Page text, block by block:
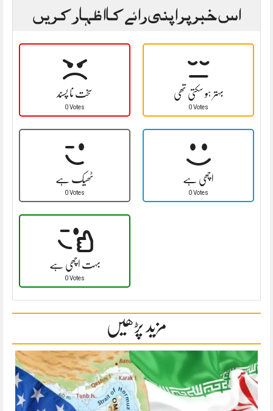
اس خبر پر اپنی رائے کا اظہار کریں
سخت نا پسند
0 Votes
بہتر ہو سکتی تھی
0 Votes
ٹھیک ہے
0 Votes
اچھی ہے
0 Votes
بہت اچھی ہے
0 Votes
مزید پڑھیں